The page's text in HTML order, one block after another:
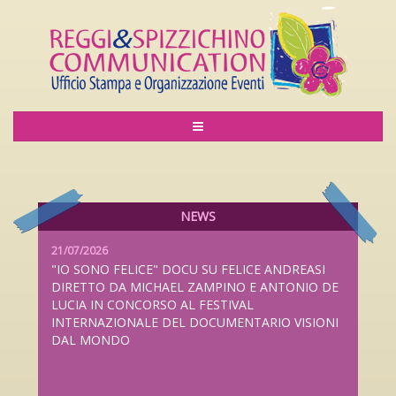
NEWS
06/08/2026
LILIANA CAVANI PREMIO ALLA CARRIERA AL
LUCCA FILM FESTIVAL 2026 DAL 26 SETTEMBRE
AL 4 OTTOBRE
21/07/2026
"IO SONO FELICE" DOCU SU FELICE ANDREASI
DIRETTO DA MICHAEL ZAMPINO E ANTONIO DE
LUCIA IN CONCORSO AL FESTIVAL
INTERNAZIONALE DEL DOCUMENTARIO VISIONI
DAL MONDO